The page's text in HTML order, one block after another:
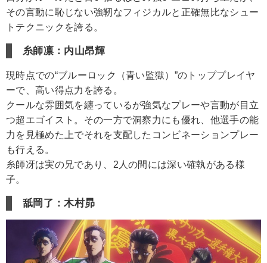
その言動に恥じない強靭なフィジカルと正確無比なシュー
トテクニックを誇る。
糸師凛：内山昂輝
現時点での“ブルーロック（青い監獄）”のトッププレイヤ
ーで、高い得点力を誇る。
クールな雰囲気を纏っているが強気なプレーや言動が目立
つ超エゴイスト。その一方で洞察力にも優れ、他選手の能
力を見極めた上でそれを支配したコンビネーションプレー
も行える。
糸師冴は実の兄であり、2人の間には深い確執がある様
子。
舐岡了：木村昴